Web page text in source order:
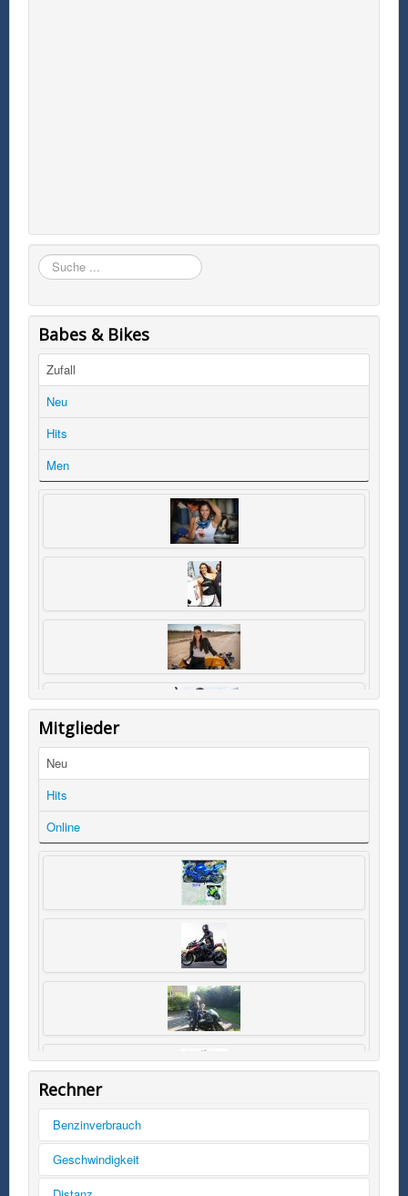
Suchen
Babes & Bikes
Zufall
Neu
Hits
Men
Mitglieder
Neu
Hits
Online
Rechner
Benzinverbrauch
Tankinhalt
Geschwindigkeit
km/h